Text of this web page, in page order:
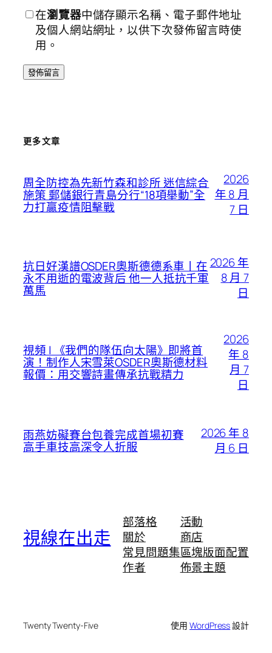
在瀏覽器中儲存顯示名稱、電子郵件地址
及個人網站網址，以供下次發佈留言時使
用。
更多文章
周全防控為先新竹森和診所 迷信綜合
施策 郵儲銀行青島分行“18項舉動”全
力打贏疫情阻擊戰
2026
年 8 月
7 日
抗日好漢譜OSDER奧斯德德系車丨在
永不用逝的電波背后 他一人抵抗千軍
萬馬
2026 年
8 月 7
日
視頻 | 《我們的隊伍向太陽》即將首
演！制作人宋雪萊OSDER奧斯德材料
報價：用交響詩畫傳承抗戰精力
2026
年 8
月 7
日
雨燕妨礙賽台包養完成首場初賽
高手車技高深令人折服
2026 年 8
月 6 日
視線在出走
部落格
關於
常見問題集
作者
活動
商店
區塊版面配置
佈景主題
Twenty Twenty-Five 使用WordPress設計